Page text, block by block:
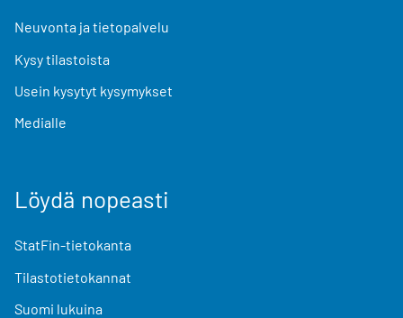
Neuvonta ja tietopalvelu
Kysy tilastoista
Usein kysytyt kysymykset
Medialle
Löydä nopeasti
StatFin-tietokanta
Tilastotietokannat
Suomi lukuina